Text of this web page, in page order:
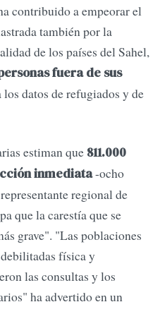
contribuido a empeorar el
también por la
de los países del Sahel,
fuera de sus
datos de refugiados y de
estiman que 811.000
inmediata-ocho
regional de
que la carestía que se
grave". "Las poblaciones
física y
las consultas y los
ha advertido en un